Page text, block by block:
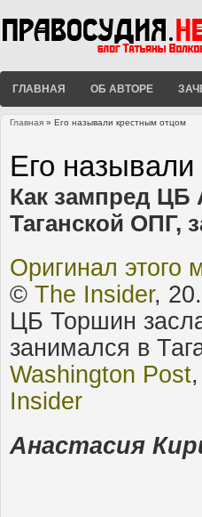
ГЛАВНАЯ ОБ АВТОРЕ
Главная » Его называли крестным отцом
Его
Как зампред ЦБ
Таганской ОПГ,
Оригинал этого
© The Insider,
ЦБ Торшин
занимался в
Washington Post
Insider
Анастасия